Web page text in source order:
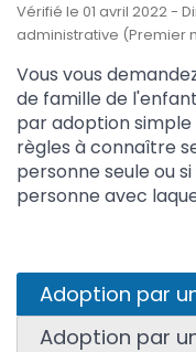
Vérifié le 01 avril 2022 -
administrative (Premier
Vous vous
de famille de
par adoption simple
règles à connaître
personne seule ou
personne avec
Adoption par
Adoption par